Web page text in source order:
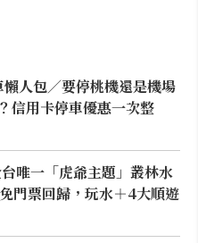
人包／要停桃機還是機場
信用卡停車優惠一次整
台唯一「虎爺主題」叢林水
門票回歸，玩水＋4大順遊